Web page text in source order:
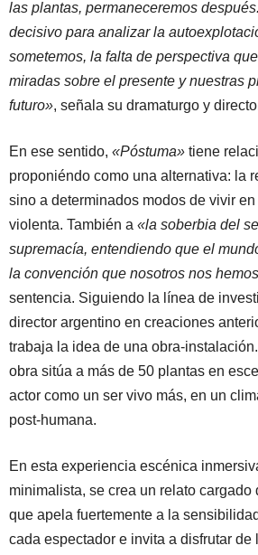
las plantas, permaneceremos
decisivo para analizar la
sometemos, la falta de perspectiva
miradas sobre el presente y nuestras
futuro», señala su dramaturgo y
En ese sentido, «Póstuma» tiene
proponiéndo como una alternativa: la
sino a determinados modos de vivir
violenta. También a «la soberbia del
supremacía, entendiendo que el
la convención que nosotros nos
sentencia. Siguiendo la línea de
director argentino en creaciones
trabaja la idea de una obra-
obra sitúa a más de 50 plantas en
actor como un ser vivo más, en un
post-humana.
En esta experiencia escénica
minimalista, se crea un relato
que apela fuertemente a la
cada espectador e invita a disfrutar